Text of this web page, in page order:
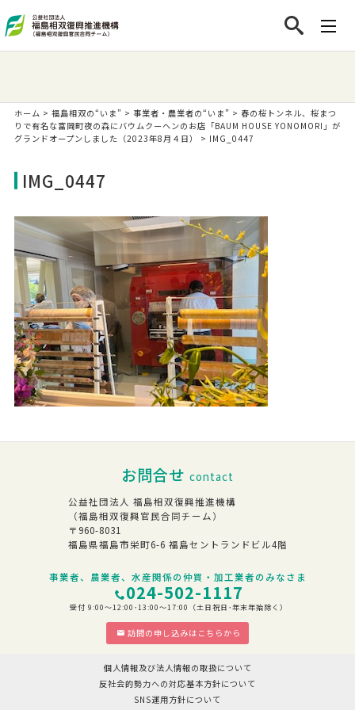
ホーム > 福島相双の“いま” > 事業者・農業者の“いま” > 春の桜トンネル、桜まつ
りで有名な富岡町夜の森にバウムクーヘンのお店「BAUM HOUSE YONOMORI」が
グランドオープンしました（2023年8月４日）
> IMG_0447
IMG_0447
お問合せ contact
公益社団法人 福島相双復興推進機構
（福島相双復興官民合同チーム）
〒960-8031
福島県福島市栄町6-6 福島セントランドビル4階
事業者、農業者、水産関係の仲買・加工業者のみなさま
024-502-1117
受付 9:00～12:00･13:00～17:00（土日祝日･年末年始除く）
訪問の申し込みはこちらから
個人情報及び法人情報の取扱について
反社会的勢力への対応基本方針について
SNS運用方針について